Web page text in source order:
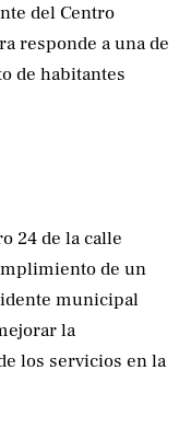
del Centro
responde a una de
de habitantes
24 de la calle
de un
municipal
la
los servicios en la